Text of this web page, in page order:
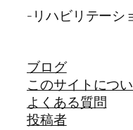
-リハビリテーシ
ブログ
このサイトにつ
よくある質問
投稿者